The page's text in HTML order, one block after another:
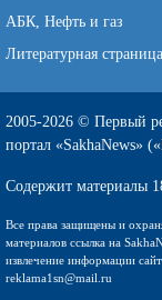
АБК, Нефть и газ
Литературная страница
2005-2026 © Первый
портал «SakhaNews»
Содержит материалы
Все права защищены и
материалов ссылка на
извлечение информации
reklama1sn@mail.ru